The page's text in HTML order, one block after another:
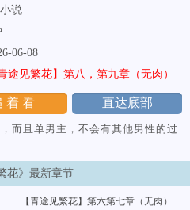
说
着 看 直达底部
06-08
青途见繁花】第八，第九章（无肉）
而且单男主，不会有其他男性的过
花》最新章节
【青途见繁花】第六第七章（无肉）